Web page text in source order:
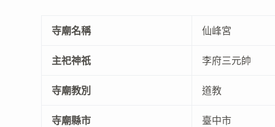
寺廟名稱 仙峰宮
主祀神祇 李府三元帥
寺廟教別 道教
寺廟縣市 臺中市